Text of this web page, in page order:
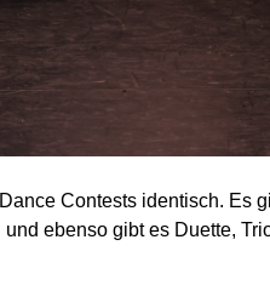
Contests identisch. Es
ebenso gibt es Duette,